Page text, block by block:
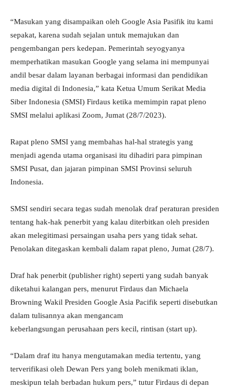
“Masukan yang disampaikan oleh Google Asia Pasifik itu kami
sepakat, karena sudah sejalan untuk memajukan dan
pengembangan pers kedepan. Pemerintah seyogyanya
memperhatikan masukan Google yang selama ini mempunyai
andil besar dalam layanan berbagai informasi dan pendidikan
media digital di Indonesia,” kata Ketua Umum Serikat Media
Siber Indonesia (SMSI) Firdaus ketika memimpin rapat pleno
SMSI melalui aplikasi Zoom, Jumat (28/7/2023).
Rapat pleno SMSI yang membahas hal-hal strategis yang
menjadi agenda utama organisasi itu dihadiri para pimpinan
SMSI Pusat, dan jajaran pimpinan SMSI Provinsi seluruh
Indonesia.
SMSI sendiri secara tegas sudah menolak draf peraturan presiden
tentang hak-hak penerbit yang kalau diterbitkan oleh presiden
akan melegitimasi persaingan usaha pers yang tidak sehat.
Penolakan ditegaskan kembali dalam rapat pleno, Jumat (28/7).
Draf hak penerbit (publisher right) seperti yang sudah banyak
diketahui kalangan pers, menurut Firdaus dan Michaela
Browning Wakil Presiden Google Asia Pacifik seperti disebutkan
dalam tulisannya akan mengancam
keberlangsungan perusahaan pers kecil, rintisan (start up).
“Dalam draf itu hanya mengutamakan media tertentu, yang
terverifikasi oleh Dewan Pers yang boleh menikmati iklan,
meskipun telah berbadan hukum pers,” tutur Firdaus di depan